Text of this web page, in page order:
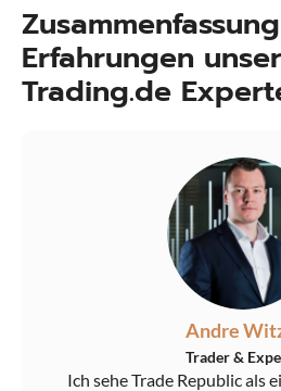
Erfahrungen
Trading.de
Andre
Trader &
Ich sehe Trade Republic als